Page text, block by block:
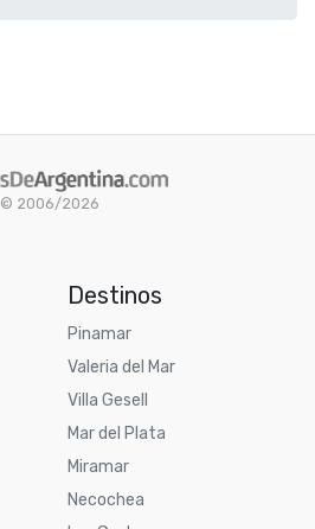
© 2006/2026
Destinos
Pinamar
Valeria del Mar
Villa Gesell
Mar del Plata
Miramar
Necochea